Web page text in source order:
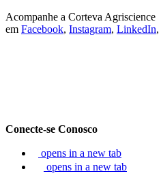
Acompanhe a Corteva Agriscience
em Facebook, Instagram, LinkedIn,
Conecte-se Conosco
opens in a new tab
opens in a new tab